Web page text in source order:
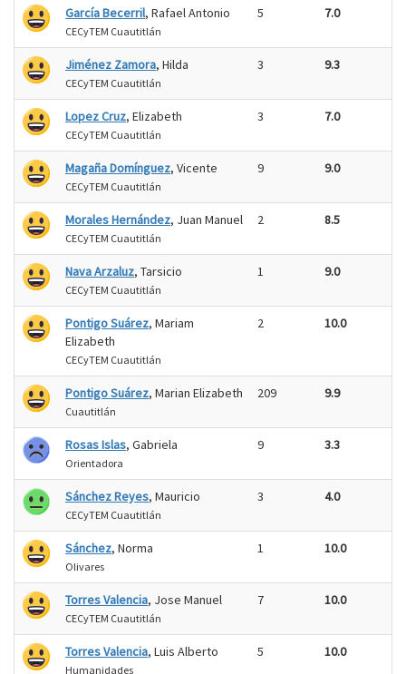
García Becerril, Rafael Antonio
CECyTEM Cuautitlán
5 7.0
Jiménez Zamora, Hilda
CECyTEM Cuautitlán
3 9.3
Lopez Cruz, Elizabeth
CECyTEM Cuautitlán
3 7.0
Magaña Domínguez, Vicente
CECyTEM Cuautitlán
9 9.0
Morales Hernández, Juan Manuel
CECyTEM Cuautitlán
2 8.5
Nava Arzaluz, Tarsicio
CECyTEM Cuautitlán
1 9.0
Pontigo Suárez, Mariam
Elizabeth
CECyTEM Cuautitlán
2 10.0
Pontigo Suárez, Marian Elizabeth
Cuautitlán
209 9.9
Rosas Islas, Gabriela
Orientadora
9 3.3
Sánchez Reyes, Mauricio
CECyTEM Cuautitlán
3 4.0
Sánchez, Norma
Olivares
1 10.0
Torres Valencia, Jose Manuel
CECyTEM Cuautitlán
7 10.0
Torres Valencia, Luis Alberto
Humanidades
5 10.0